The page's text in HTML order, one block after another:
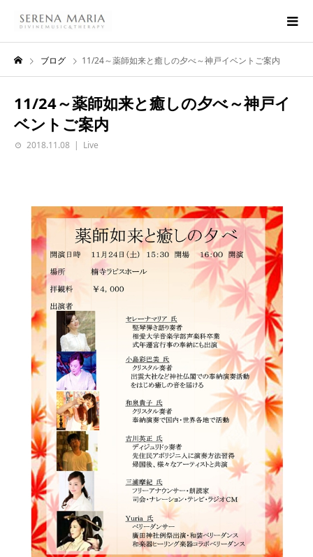
ブログ 11/24～薬師如来と癒しの夕べ～神戸イベントご案内
11/24～薬師如来と癒しの夕べ～神戸イ
ベントご案内
2018.11.08 Live